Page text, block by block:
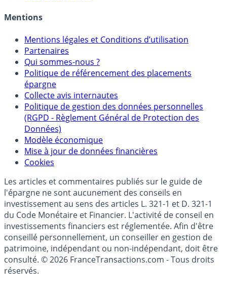
Crédit immobilier
Mentions
Mentions légales et Conditions d’utilisation
Partenaires
Qui sommes-nous ?
Politique de référencement des placements
épargne
Collecte avis internautes
Politique de gestion des données personnelles
(RGPD - Règlement Général de Protection des
Données)
Modèle économique
Cookies
Les articles et commentaires publiés sur le guide de
l'épargne ne sont aucunement des conseils en
investissement au sens des articles L. 321-1 et D. 321-1
du Code Monétaire et Financier. L'activité de conseil en
investissements financiers est réglementée. Afin d'être
conseillé personnellement, un conseiller en gestion de
patrimoine, indépendant ou non-indépendant, doit être